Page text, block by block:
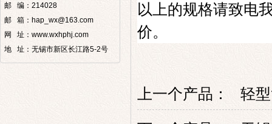
以上的规格请致电
价。
上一个产品： 轻
邮 编：214028
邮 箱：hap_wx@163.com
网 址：www.wxhphj.com
地 址：无锡市新区长江路5-2号